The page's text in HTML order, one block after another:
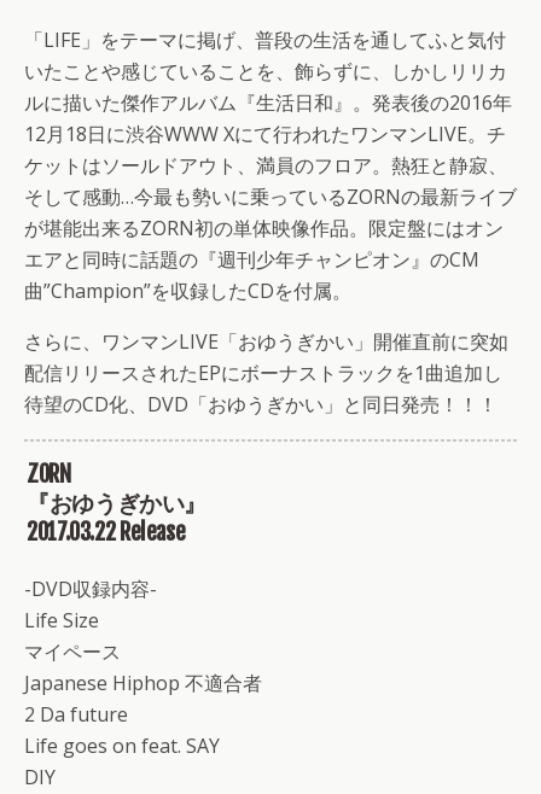
「LIFE」をテーマに掲げ、普段の生活を通してふと気付
いたことや感じていることを、飾らずに、しかしリリカ
ルに描いた傑作アルバム『生活日和』。発表後の2016年
12月18日に渋谷WWW Xにて行われたワンマンLIVE。チ
ケットはソールドアウト、満員のフロア。熱狂と静寂、
そして感動…今最も勢いに乗っているZORNの最新ライブ
が堪能出来るZORN初の単体映像作品。限定盤にはオン
エアと同時に話題の『週刊少年チャンピオン』のCM
曲”Champion”を収録したCDを付属。
さらに、ワンマンLIVE「おゆうぎかい」開催直前に突如
配信リリースされたEPにボーナストラックを1曲追加し
待望のCD化、DVD「おゆうぎかい」と同日発売！！！
ZORN
『おゆうぎかい』
2017.03.22 Release
-DVD収録内容-
Life Size
マイペース
Japanese Hiphop 不適合者
2 Da future
Life goes on feat. SAY
DIY